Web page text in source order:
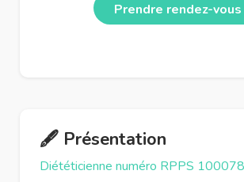
Prendre rendez-vous
🖋️ Présentation
Diététicienne numéro RPPS